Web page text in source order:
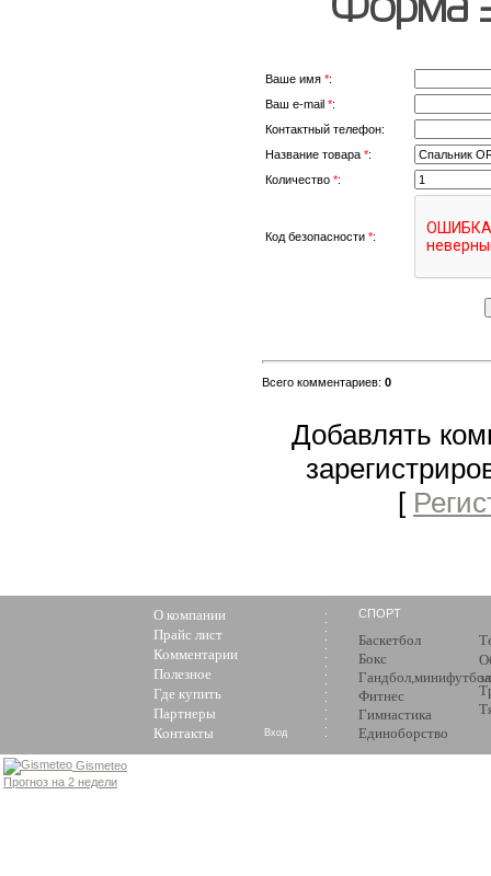
Ваше имя *:
Ваш e-mail *:
Контактный телефон:
Название товара *:
Количество *:
Код безопасности *:
Всего комментариев: 0
Добавлять
[
О компании
Прайс лист
Комментарии
Полезное
Где купить
Партнеры
Контакты
СПОРТ
Баскетбол
Бокс
Гандбол,минифутбол
Фитнес
Гимнастика
Единоборство
Вход
Gismeteo
Прогноз на 2 недели